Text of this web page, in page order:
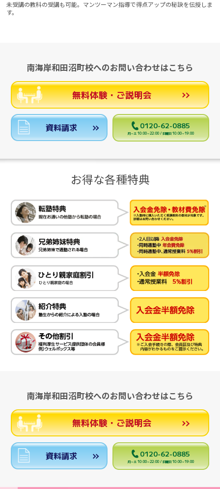
未受講の教科の受講も可能。マンツーマン指導で得点アップの秘訣を伝授しま
す。
南海岸和田沼町校へのお問い合わせはこちら
無料体験・ご説明会
資料請求 0120-62-0885
月～土 10:00～22:00 / 日曜日 10:00～19:00
お得な各種特典
南海岸和田沼町校へのお問い合わせはこちら
無料体験・ご説明会
資料請求 0120-62-0885
月～土 10:00～22:00 / 日曜日 10:00～19:00